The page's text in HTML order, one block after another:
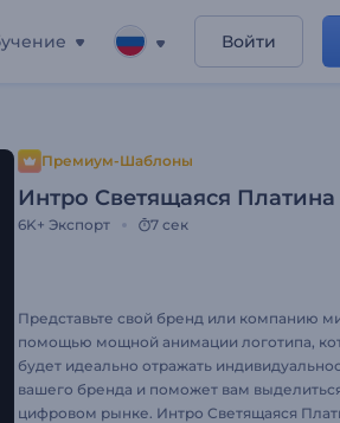
Войти
Премиум-Шаблоны
Интро Светящаяся Платина
6K+ Экспорт 7 сек
Представьте свой бренд или компанию
помощью мощной анимации логотипа,
будет идеально отражать
вашего бренда и поможет вам
цифровом рынке. Интро Светящаяся